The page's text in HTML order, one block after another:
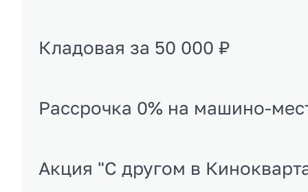
Кладовая за 50 000 ₽
Рассрочка 0% на машино-
Акция "С другом в